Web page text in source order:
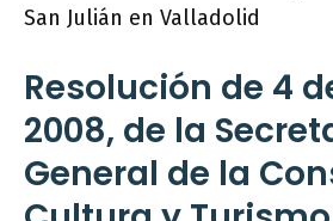
San Julián en Valladolid
Resolución de 4
2008, de la
General de la